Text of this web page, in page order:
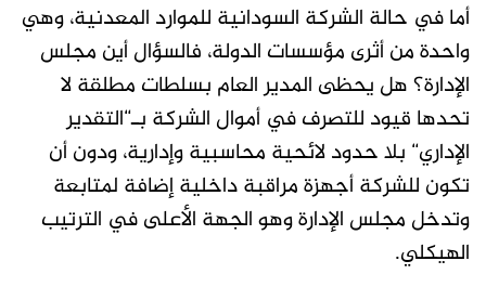
أما في حالة الشركة السودانية للموارد المعدنية، وهي
واحدة من أثرى مؤسسات الدولة، فالسؤال أين مجلس
الإدارة؟ هل يحظى المدير العام بسلطات مطلقة لا
تحدها قيود للتصرف في أموال الشركة بـ“التقدير
الإداري“ بلا حدود لائحية محاسبية وإدارية، ودون أن
تكون للشركة أجهزة مراقبة داخلية إضافة لمتابعة
وتدخل مجلس الإدارة وهو الجهة الأعلى في الترتيب
الهيكلي.